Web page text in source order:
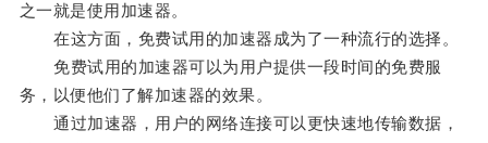
之一就是使用加速器。
在这方面，免费试用的加速器成为了一种流行的选择。
免费试用的加速器可以为用户提供一段时间的免费服
务，以便他们了解加速器的效果。
通过加速器，用户的网络连接可以更快速地传输数据，